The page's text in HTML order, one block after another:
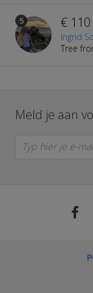
5 € 110
Ingrid
Tree
Meld je aan
Typ hier je e-